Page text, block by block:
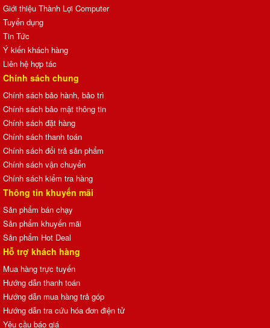
Giới thiệu Thành Lợi Computer
Tuyển dụng
Tin Tức
Ý kiến khách hàng
Liên hệ hợp tác
Chính sách chung
Chính sách bảo hành, bảo trì
Chính sách bảo mật thông tin
Chính sách đặt hàng
Chính sách thanh toán
Chính sách đổi trả sản phẩm
Chính sách vận chuyển
Chính sách kiểm tra hàng
Thông tin khuyến mãi
Sản phẩm bán chạy
Sản phẩm khuyến mãi
Sản phẩm Hot Deal
Hỗ trợ khách hàng
Mua hàng trực tuyến
Hướng dẫn thanh toán
Hướng dẫn mua hàng trả góp
Hướng dẫn tra cứu hóa đơn điện tử
Yêu cầu báo giá